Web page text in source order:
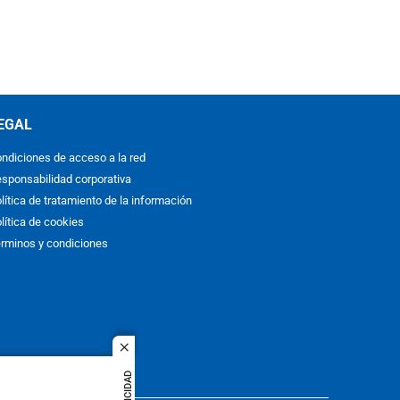
close
de acceso a la red
corporativa
de tratamiento de la información
de cookies
y condiciones